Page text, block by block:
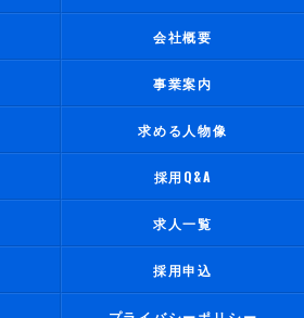
会社概要
事業案内
求める人物像
採用Q&A
求人一覧
採用申込